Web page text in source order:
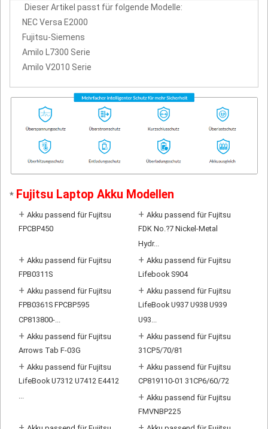
Dieser Artikel passt für folgende Modelle:
NEC Versa E2000
Fujitsu-Siemens
Amilo L7300 Serie
Amilo V2010 Serie
* Fujitsu Laptop Akku Modellen
+ Akku passend für Fujitsu
FPCBP450
+ Akku passend für Fujitsu
FDK No.?7 Nickel-Metal
Hydr...
+ Akku passend für Fujitsu
FPB0311S
+ Akku passend für Fujitsu
Lifebook S904
+ Akku passend für Fujitsu
FPB0361S FPCBP595
CP813800-...
+ Akku passend für Fujitsu
LifeBook U937 U938 U939
U93...
+ Akku passend für Fujitsu
Arrows Tab F-03G
+ Akku passend für Fujitsu
31CP5/70/81
+ Akku passend für Fujitsu
LifeBook U7312 U7412 E4412
...
+ Akku passend für Fujitsu
CP819110-01 31CP6/60/72
+ Akku passend für Fujitsu
FMVNBP225